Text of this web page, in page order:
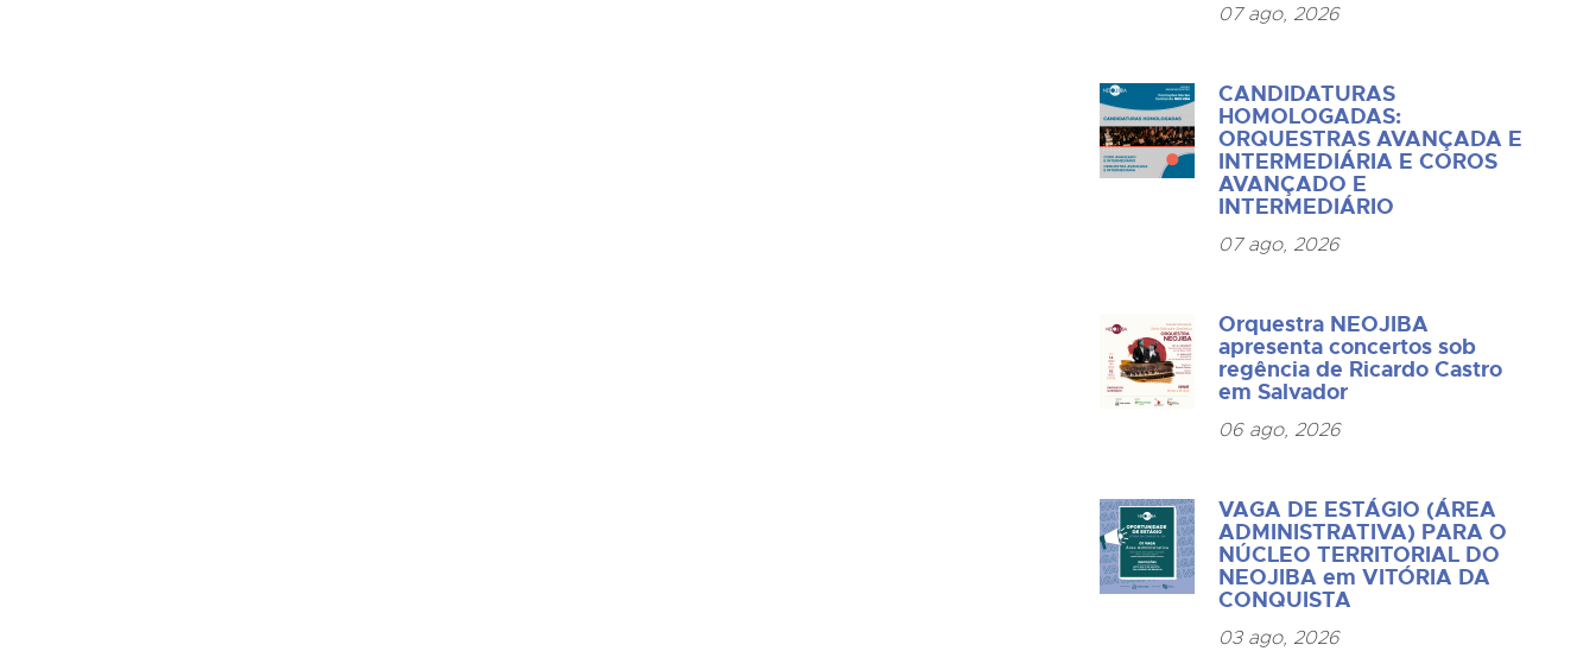
07 ago, 2026
CANDIDATURAS
HOMOLOGADAS:
ORQUESTRAS AVANÇADA E
INTERMEDIÁRIA E COROS
AVANÇADO E
INTERMEDIÁRIO
07 ago, 2026
Orquestra NEOJIBA
apresenta concertos sob
regência de Ricardo Castro
em Salvador
06 ago, 2026
VAGA DE ESTÁGIO (ÁREA
ADMINISTRATIVA) PARA O
NÚCLEO TERRITORIAL DO
NEOJIBA em VITÓRIA DA
CONQUISTA
03 ago, 2026